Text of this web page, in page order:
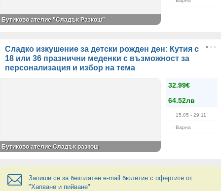
Бутиково ателие "Сладък Разкош"
Сладко изкушение за детски рожден ден: Кутия с
18 или 36 празнични меденки с възможност за
персонализация и избор на тема
32.99€
64.52лв
15.05 - 29.11
Варна
Бутиково ателие Сладък разкош
Запиши се за безплатен e-mail бюлетин с офертите от
"Хапване и пийване"